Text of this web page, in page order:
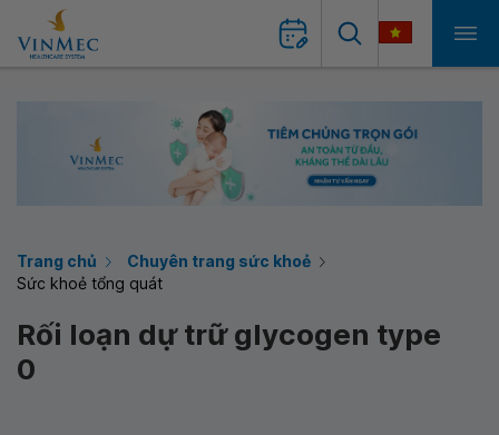
Trang chủ
Chuyên trang sức khoẻ
Sức khoẻ tổng quát
Rối loạn dự trữ glycogen type
0